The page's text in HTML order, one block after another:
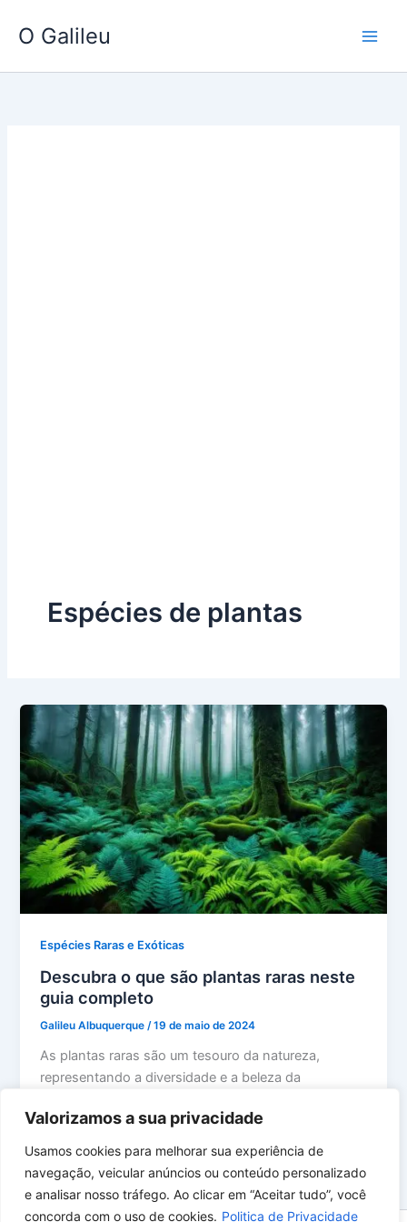
Valorizamos a sua privacidade
Usamos cookies para melhorar sua experiência de
navegação, veicular anúncios ou conteúdo personalizado
e analisar nosso tráfego. Ao clicar em “Aceitar tudo”, você
concorda com o uso de cookies. Politica de Privacidade
para
conteúdo
O Galileu
Espécies de plantas
Espécies Raras e Exóticas
Descubra o que são plantas raras neste
guia completo
Galileu Albuquerque /19 de maio de 2024
As plantas raras são um tesouro da natureza,
representando a diversidade e a beleza da